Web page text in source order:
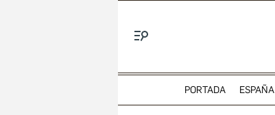
PORTADA ESPAÑA